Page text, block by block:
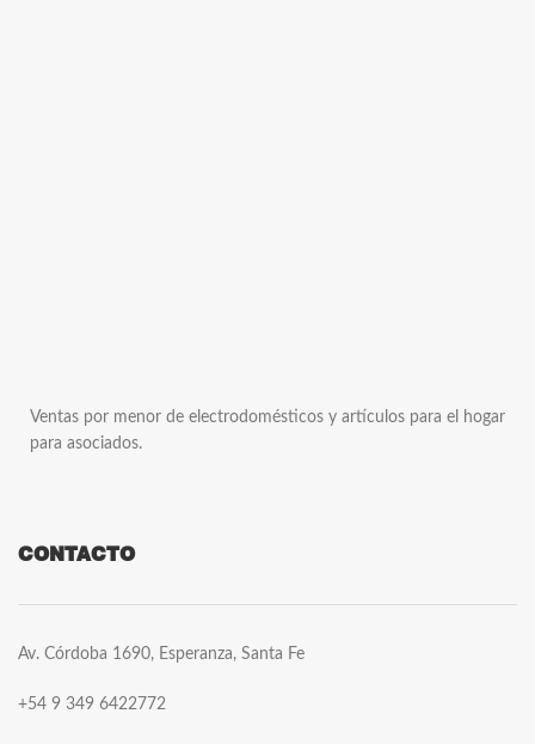
Ventas por menor de electrodomésticos y artículos para el hogar
para asociados.
CONTACTO
Av. Córdoba 1690, Esperanza, Santa Fe
+54 9 349 6422772